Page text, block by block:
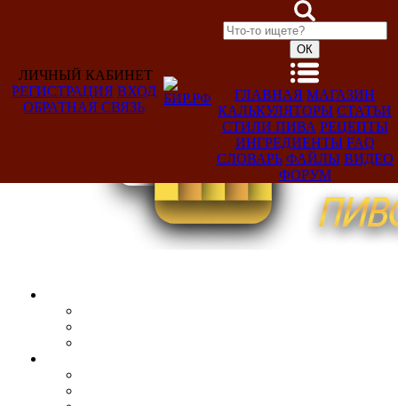
Добро
ЛИЧНЫЙ КАБИНЕТ
РЕГИСТРАЦИЯ ВХОД
ОБРАТНАЯ СВЯЗЬ
ГЛАВНАЯ МАГАЗИН
КАЛЬКУЛЯТОРЫ СТАТЬИ
СТИЛИ ПИВА РЕЦЕПТЫ
ИНГРЕДИЕНТЫ FAQ
СЛОВАРЬ ФАЙЛЫ ВИДЕО
ФОРУМ